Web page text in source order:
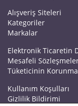
Alışveriş Siteleri
Kategoriler
Markalar
Elektronik Ticaretin
Mesafeli
Tüketicinin
Kullanım Koşulları
Gizlilik Bildirimi